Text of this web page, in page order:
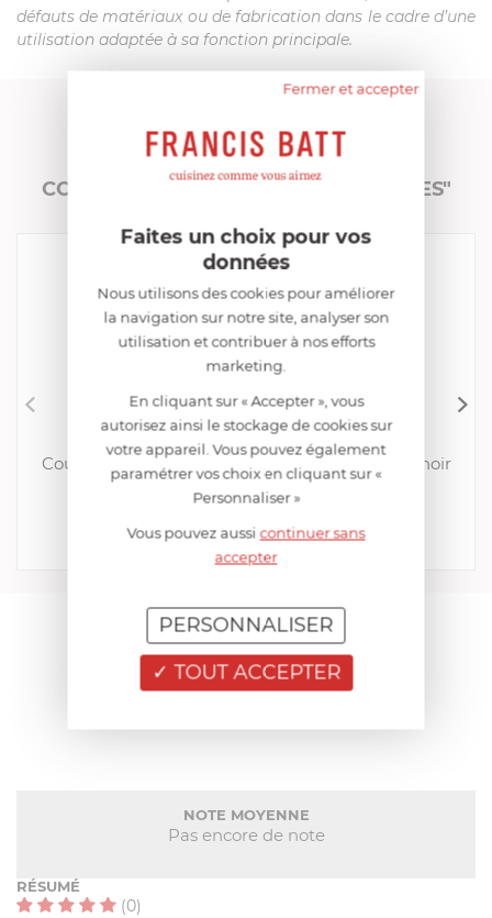
défauts de matériaux ou de fabrication dans le cadre d’une
utilisation adaptée à sa fonction principale.
COLLECTION "COUTEAUX SIGNATURES"
32 DUMAS
Couteau à découper 20 cm Signature Micarta noir
AIDE AU CHOIX
NOTE MOYENNE
Pas encore de note
RÉSUMÉ
(0)
Fermer et accepter
Faites un choix pour vos
données
Nous utilisons des cookies pour améliorer
la navigation sur notre site, analyser son
utilisation et contribuer à nos efforts
marketing.
En cliquant sur « Accepter », vous
autorisez ainsi le stockage de cookies sur
votre appareil. Vous pouvez également
paramétrer vos choix en cliquant sur «
Personnaliser »
Vous pouvez aussicontinuer sans
accepter
TOUT ACCEPTER
PERSONNALISER